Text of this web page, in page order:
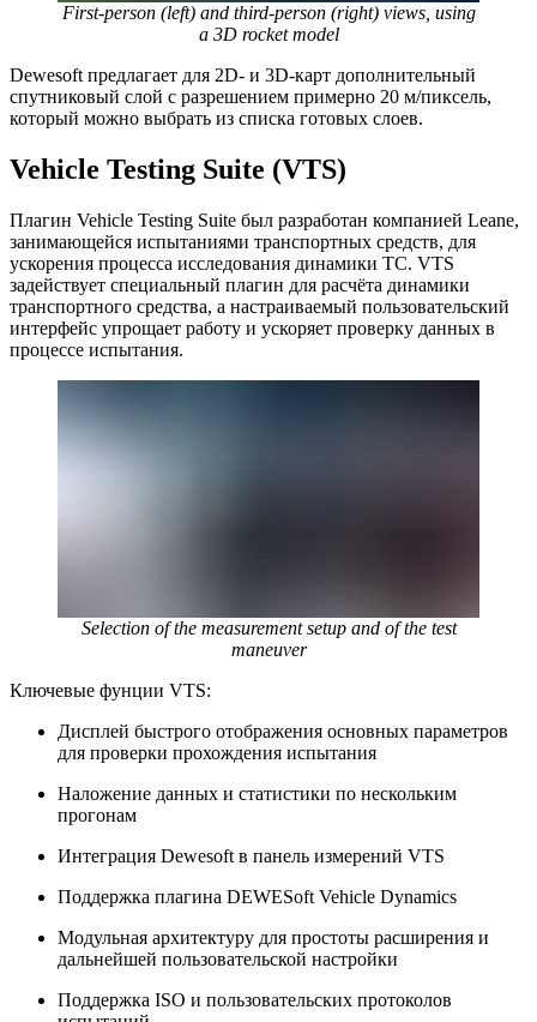
First-person (left) and third-person (right) views, using
a 3D rocket model
Dewesoft предлагает для 2D- и 3D-карт дополнительный
спутниковый слой с разрешением примерно 20 м/пиксель,
который можно выбрать из списка готовых слоев.
Vehicle Testing Suite (VTS)
Плагин Vehicle Testing Suite был разработан компанией Leane,
занимающейся испытаниями транспортных средств, для
ускорения процесса исследования динамики ТС. VTS
задействует специальный плагин для расчёта динамики
транспортного средства, а настраиваемый пользовательский
интерфейс упрощает работу и ускоряет проверку данных в
процессе испытания.
Selection of the measurement setup and of the test
maneuver
Ключевые фунции VTS:
Дисплей быстрого отображения основных параметров
для проверки прохождения испытания
Наложение данных и статистики по нескольким
прогонам
Интеграция Dewesoft в панель измерений VTS
Поддержка плагина DEWESoft Vehicle Dynamics
Модульная архитектуру для простоты расширения и
дальнейшей пользовательской настройки
Поддержка ISO и пользовательских протоколов